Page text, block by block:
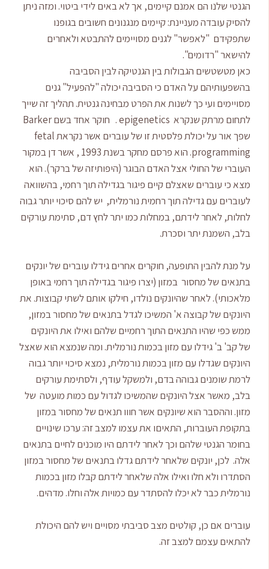
הגנטי שלנו הם אמנם קיימים, אך לא באים לידי ביטוי. ומזה ניתן
להסיק עובדה מעניינת: קיימים מנגנונים חשובים בגופנו
שתפקידם "לאפשר" לגנים מסויימים להתבטא ולאחרים
להישאר "רדומים".
כאן מטשטשים הגבולות בין הגנטיקה לבין הסביבה
בהשפעותיהם על האדם כי הסביבה יכולה "להפעיל" גנים
מסויימים ועי כך לשנות את הפרט מבחינה גנטית. תהליך זה שייך
לתחום מרתק שנקרא epigenetics . חוקר אחד בשם Barker
שפך אור על יכולת פלסטית זו של עוברים אשר נקראת fetal
programming. הוא פרסם מחקר בשנת 1993 , אשר דן במקור
העוברי של החולי אצל האדם הבוגר (היפותיזה של ברקר). הוא
מצא כי עוברים שאצלם קיים פיגור בגדילה תוך רחמי, בהשוואה
לעוברים עם גדילה תוך רחמית נורמלית, יש להם סיכוי יותר גבוה
לחלות, לאחר לידתם, במחלות כמו יתר לחץ דם, סתימת עורקים
בלב, השמנת יתר וסכרת.
על מנת להבין התופעה, חוקרים אחרים גידלו עוברים של יונקים
בתנאים של מחסור במזון (יצרו פיגור בגדילה תוך רחמי באופן
מלאכותי). לאחר שהיונקים נולדו, חילקו אותם לשתי קבוצות. את
היונקים של קבוצה א' המשיכו לגדל בתנאים של מחסור במזון,
ממש כפי שהיו התנאים התוך רחמיים שלהם ואילו את היונקים
של קב' ב' גידלו עם מזון בכמות נורמלית. ומה שנמצא הוא שאצל
היונקים שגדלו עם מזון בכמות נורמלית, נמצא סיכוי יותר גבוה
לרמת שומנים גבוהה בדם, ולמשקל עודף, ולסתימת עורקים
בלב, מאשר אצל היונקים שהמשיכו לגדול עם כמות מועטה של
מזון. וההסבר הוא שיונקים אשר חווו תנאים של מחסור במזון
בתקופת העוברות, התאיםו את עצמו למצב זה: ערכו שינויים
בחומר הגנטי שלהם וכך לאחר לידתם היו מוכנים לחיים בתנאים
אלה. לכן, יונקים שלאחר לידתם גדלו בתנאים של מחסור במזון
הסתדרו ולא חלו ואילו אלה שלאחר לידתם קבלו מזון בכמות
נורמלית כבר לא יכלו להסתדר עם כמויות אלה וחלו. מדהים.
עוברים אם כן, קולטים מצב סביבתי מסויים ויש להם היכולת
להתאים עצמם למצב זה.